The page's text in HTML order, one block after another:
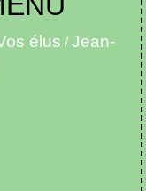
élus /Jean-